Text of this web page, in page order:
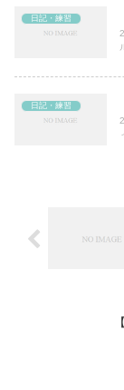
日記・練習
日記・練習